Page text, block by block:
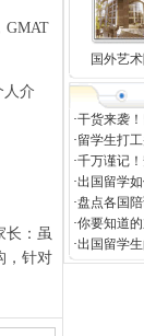
介
长：虽
，针对
国外艺
·干货来袭
·留学生打
·千万谨记
·出国留学
·盘点各国
·你要知道
·出国留学